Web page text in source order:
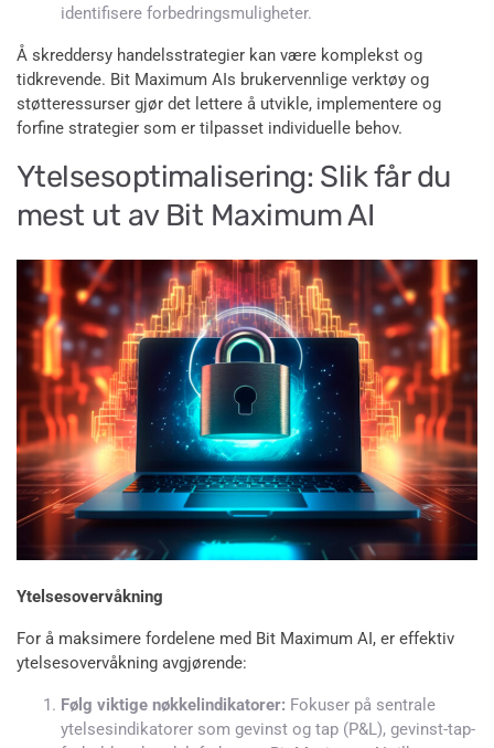
identifisere forbedringsmuligheter.
Å skreddersy handelsstrategier kan være komplekst og
tidkrevende. Bit Maximum AIs brukervennlige verktøy og
støtteressurser gjør det lettere å utvikle, implementere og
forfine strategier som er tilpasset individuelle behov.
Ytelsesoptimalisering: Slik får du
mest ut av Bit Maximum AI
Ytelsesovervåkning
For å maksimere fordelene med Bit Maximum AI, er effektiv
ytelsesovervåkning avgjørende:
Følg viktige nøkkelindikatorer: Fokuser på sentrale
ytelsesindikatorer som gevinst og tap (P&L), gevinst-tap-